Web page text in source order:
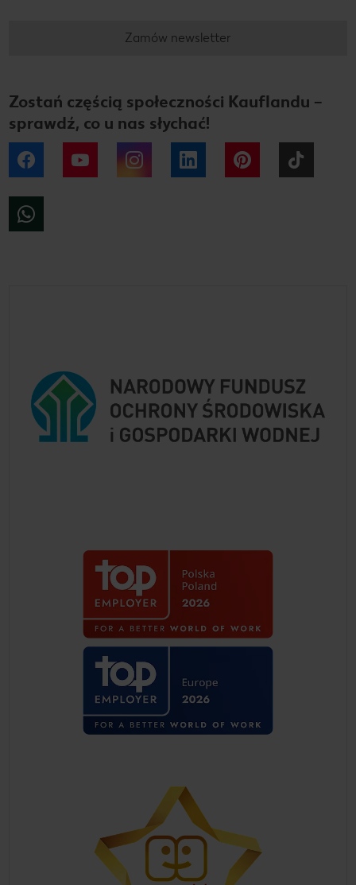
Zamów newsletter
Zostań częścią społeczności Kauflandu –
sprawdź, co u nas słychać!
Facebook YouTube Instagram LinkedIn Pinterest